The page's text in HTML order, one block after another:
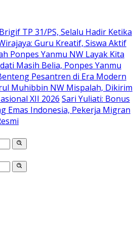
TP 31/PS, Selalu Hadir Ketika
Guru Kreatif, Siswa Aktif
Ponpes Yanmu NW Layak Kita
Masih Belia, Ponpes Yanmu
Pesantren di Era Modern
Muhibbin NW Mispalah, Dikirim
XII 2026 Sari Yuliati: Bonus
Emas Indonesia, Pekerja Migran